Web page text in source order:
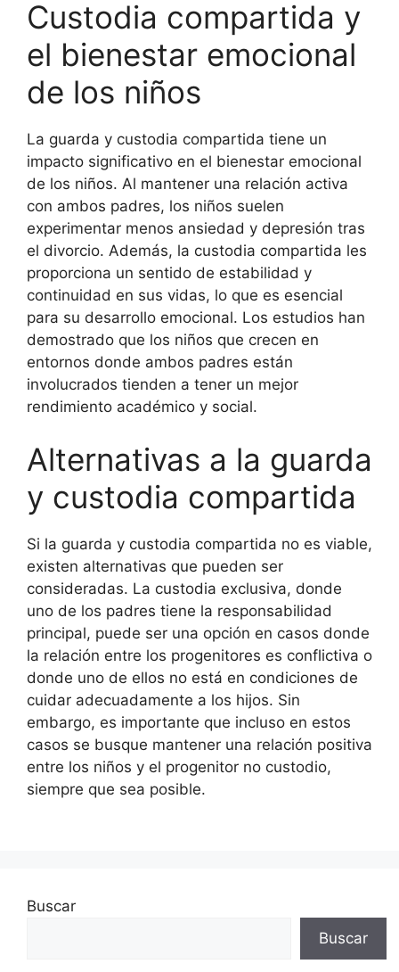
Custodia compartida y
el bienestar emocional
de los niños
La guarda y custodia compartida tiene un
impacto significativo en el bienestar emocional
de los niños. Al mantener una relación activa
con ambos padres, los niños suelen
experimentar menos ansiedad y depresión tras
el divorcio. Además, la custodia compartida les
proporciona un sentido de estabilidad y
continuidad en sus vidas, lo que es esencial
para su desarrollo emocional. Los estudios han
demostrado que los niños que crecen en
entornos donde ambos padres están
involucrados tienden a tener un mejor
rendimiento académico y social.
Alternativas a la guarda
y custodia compartida
Si la guarda y custodia compartida no es viable,
existen alternativas que pueden ser
consideradas. La custodia exclusiva, donde
uno de los padres tiene la responsabilidad
principal, puede ser una opción en casos donde
la relación entre los progenitores es conflictiva o
donde uno de ellos no está en condiciones de
cuidar adecuadamente a los hijos. Sin
embargo, es importante que incluso en estos
casos se busque mantener una relación positiva
entre los niños y el progenitor no custodio,
siempre que sea posible.
Buscar
Buscar